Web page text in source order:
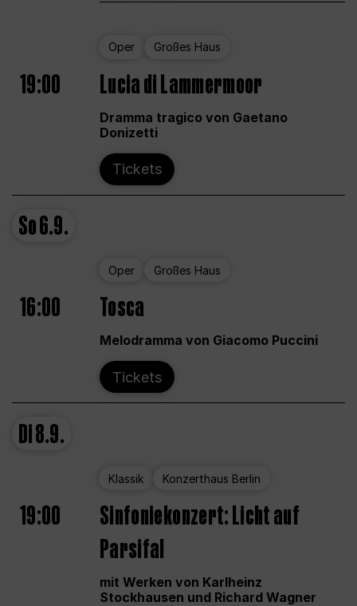
Oper Großes Haus
19:00 Lucia di Lammermoor
Dramma tragico von Gaetano
Donizetti
Tickets
So6.9.
Oper Großes Haus
16:00 Tosca
Melodramma von Giacomo Puccini
Tickets
Di8.9.
Klassik Konzerthaus Berlin
19:00
Sinfoniekonzert: Licht auf
Parsifal
mit Werken von Karlheinz
Stockhausen und Richard Wagner